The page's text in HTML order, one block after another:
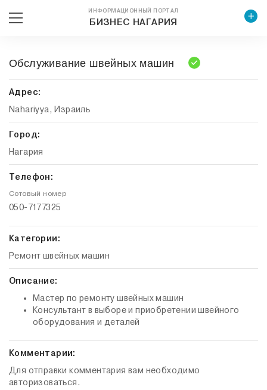
ИНФОРМАЦИОННЫЙ ПОРТАЛ
БИЗНЕС НАГАРИЯ
Обслуживание швейных машин
Адрес:
Nahariyya, Израиль
Город:
Нагария
Телефон:
Сотовый номер
050-7177325
Категории:
Ремонт швейных машин
Описание:
Мастер по ремонту швейных машин
Консультант в выборе и приобретении швейного
оборудования и деталей
Комментарии:
Для отправки комментария вам необходимо
авторизоваться.